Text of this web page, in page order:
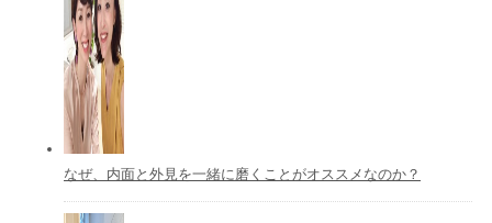
なぜ、内面と外見を一緒に磨くことがオススメなのか？